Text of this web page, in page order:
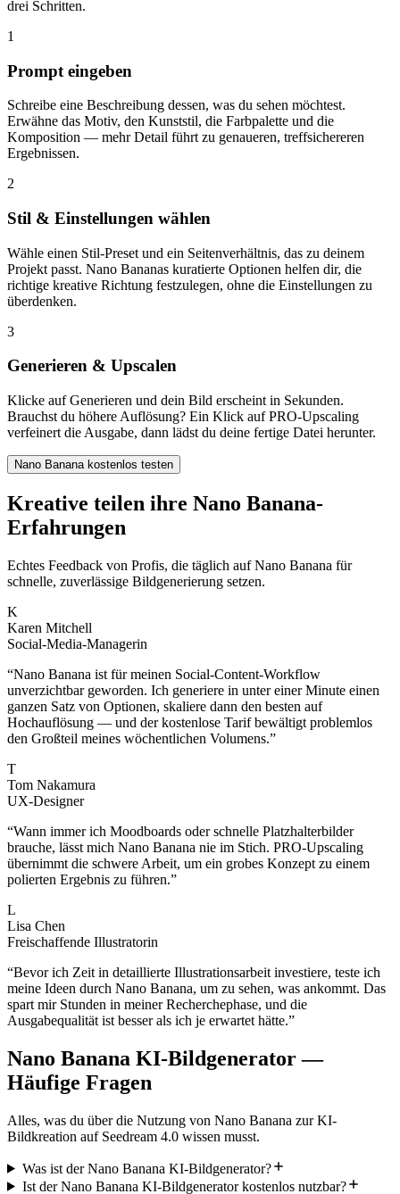
drei Schritten.
1
Prompt eingeben
Schreibe eine Beschreibung dessen, was du sehen möchtest.
Erwähne das Motiv, den Kunststil, die Farbpalette und die
Komposition — mehr Detail führt zu genaueren, treffsichereren
Ergebnissen.
2
Stil & Einstellungen wählen
Wähle einen Stil-Preset und ein Seitenverhältnis, das zu deinem
Projekt passt. Nano Bananas kuratierte Optionen helfen dir, die
richtige kreative Richtung festzulegen, ohne die Einstellungen zu
überdenken.
3
Generieren & Upscalen
Klicke auf Generieren und dein Bild erscheint in Sekunden.
Brauchst du höhere Auflösung? Ein Klick auf PRO-Upscaling
verfeinert die Ausgabe, dann lädst du deine fertige Datei herunter.
Nano Banana kostenlos testen
Kreative teilen ihre Nano Banana-
Erfahrungen
Echtes Feedback von Profis, die täglich auf Nano Banana für
schnelle, zuverlässige Bildgenerierung setzen.
K
Karen Mitchell
Social-Media-Managerin
“Nano Banana ist für meinen Social-Content-Workflow
unverzichtbar geworden. Ich generiere in unter einer Minute einen
ganzen Satz von Optionen, skaliere dann den besten auf
Hochauflösung — und der kostenlose Tarif bewältigt problemlos
den Großteil meines wöchentlichen Volumens.”
T
Tom Nakamura
UX-Designer
“Wann immer ich Moodboards oder schnelle Platzhalterbilder
brauche, lässt mich Nano Banana nie im Stich. PRO-Upscaling
übernimmt die schwere Arbeit, um ein grobes Konzept zu einem
polierten Ergebnis zu führen.”
L
Lisa Chen
Freischaffende Illustratorin
“Bevor ich Zeit in detaillierte Illustrationsarbeit investiere, teste ich
meine Ideen durch Nano Banana, um zu sehen, was ankommt. Das
spart mir Stunden in meiner Recherchephase, und die
Ausgabequalität ist besser als ich je erwartet hätte.”
Nano Banana KI-Bildgenerator —
Häufige Fragen
Alles, was du über die Nutzung von Nano Banana zur KI-
Bildkreation auf Seedream 4.0 wissen musst.
Was ist der Nano Banana KI-Bildgenerator?
Ist der Nano Banana KI-Bildgenerator kostenlos nutzbar?